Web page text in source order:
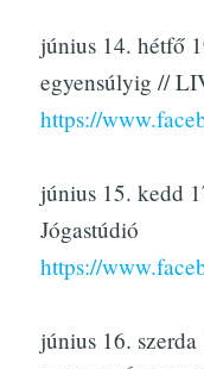
június 14. hétfő
egyensúlyig //
https://
június 15. kedd
Jógastúdió
https://
június 16.